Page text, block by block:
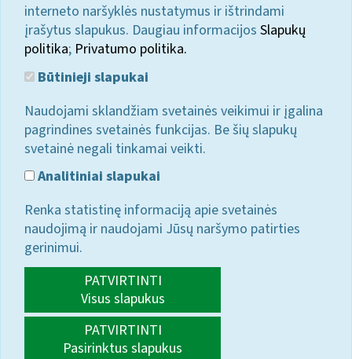
interneto naršyklės nustatymus ir ištrindami
įrašytus slapukus. Daugiau informacijos Slapukų
politika; Privatumo politika.
Būtinieji slapukai
Naudojami sklandžiam svetainės veikimui ir įgalina
pagrindines svetainės funkcijas. Be šių slapukų
svetainė negali tinkamai veikti.
Analitiniai slapukai
Renka statistinę informaciją apie svetainės
naudojimą ir naudojami Jūsų naršymo patirties
gerinimui.
PATVIRTINTI
Visus slapukus
PATVIRTINTI
Pasirinktus slapukus